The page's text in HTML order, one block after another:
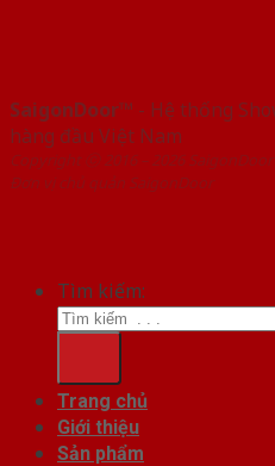
SaigonDoor™ - Hệ thống
hàng đầu Việt Nam
Copyright ⓒ 2016 – 2026
Đơn vị chủ quản SaigonDoor
Tìm kiếm:
Trang chủ
Giới thiệu
Sản phẩm